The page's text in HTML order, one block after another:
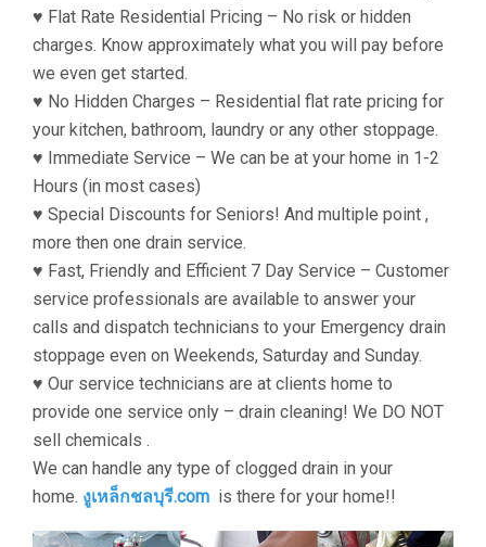
♥ Flat Rate Residential Pricing – No risk or hidden
charges. Know approximately what you will pay before
we even get started.
♥ No Hidden Charges – Residential flat rate pricing for
your kitchen, bathroom, laundry or any other stoppage.
♥ Immediate Service – We can be at your home in 1-2
Hours (in most cases)
♥ Special Discounts for Seniors! And multiple point ,
more then one drain service.
♥ Fast, Friendly and Efficient 7 Day Service – Customer
service professionals are available to answer your
calls and dispatch technicians to your Emergency drain
stoppage even on Weekends, Saturday and Sunday.
♥ Our service technicians are at clients home to
provide one service only – drain cleaning! We DO NOT
sell chemicals .
We can handle any type of clogged drain in your
home. งูเหล็กชลบุรี.com is there for your home!!